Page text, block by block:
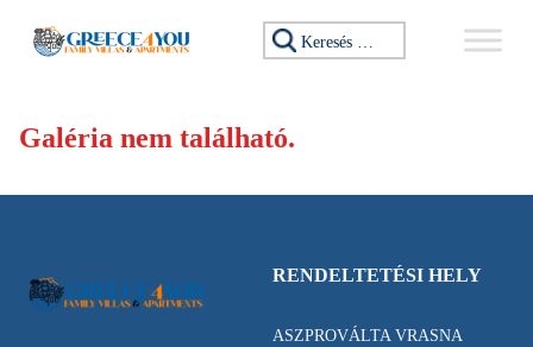
Keresés:
Galéria nem található.
RENDELTETÉSI HELY
ASZPROVÁLTA VRASNA